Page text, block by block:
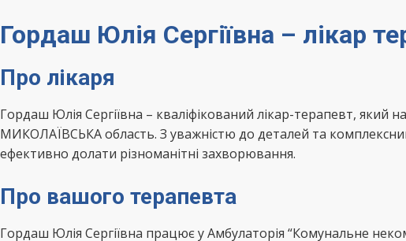
Гордаш Юлія Сергіївна – лікар
Про лікаря
Гордаш Юлія Сергіївна – кваліфікований лікар-терапевт,
МИКОЛАЇВСЬКА область. З уважністю до деталей та
ефективно долати різноманітні захворювання.
Про вашого терапевта
Гордаш Юлія Сергіївна працює у Амбулаторія “Комунальне